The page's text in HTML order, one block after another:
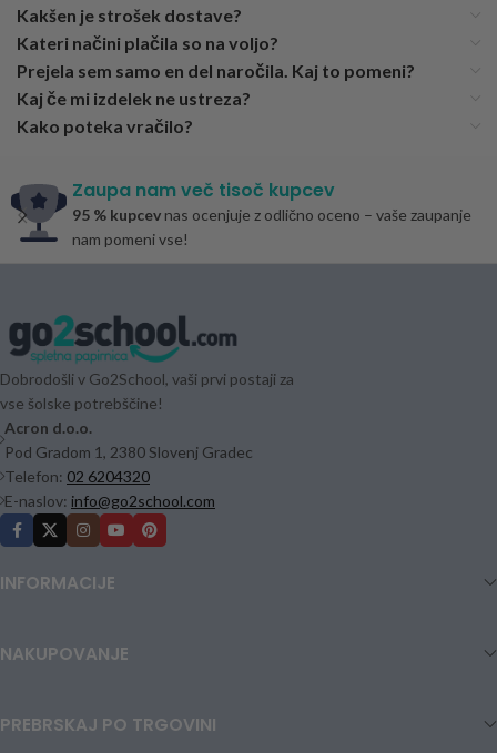
Kakšen je strošek dostave?
Kateri načini plačila so na voljo?
Prejela sem samo en del naročila. Kaj to pomeni?
Kaj če mi izdelek ne ustreza?
Kako poteka vračilo?
Zaupa nam več tisoč kupcev
95 % kupcev nas ocenjuje z odlično oceno – vaše zaupanje
nam pomeni vse!
Dobrodošli v Go2School, vaši prvi postaji za
vse šolske potrebščine!
Acron d.o.o.
Pod Gradom 1, 2380 Slovenj Gradec
Telefon: 02 6204320
E-naslov: info@go2school.com
INFORMACIJE
NAKUPOVANJE
PREBRSKAJ PO TRGOVINI